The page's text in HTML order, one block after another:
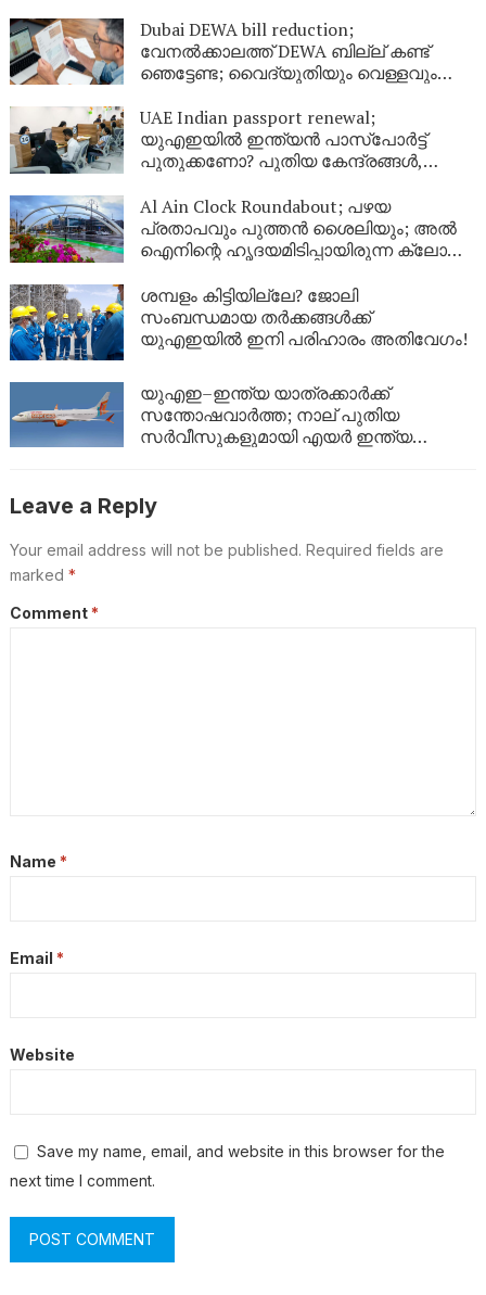
Dubai DEWA bill reduction;
വേനൽക്കാലത്ത് DEWA ബില്ല് കണ്ട്
ഞെട്ടേണ്ട; വൈദ്യുതിയും വെള്ളവും
UAE Indian passport renewal;
യുഎഇയിൽ ഇന്ത്യൻ പാസ്‌പോർട്ട്
പുതുക്കണോ? പുതിയ കേന്ദ്രങ്ങൾ,
അറിയേണ്ടതെല്ലാം
Al Ain Clock Roundabout; പഴയ
പ്രതാപവും പുത്തൻ ശൈലിയും; അൽ
ഐനിന്റെ ഹൃദയമിടിപ്പായിരുന്ന ക്ലോക്ക്
ശമ്പളം കിട്ടിയില്ലേ? ജോലി
സംബന്ധമായ തർക്കങ്ങൾക്ക്
യുഎഇയിൽ ഇനി പരിഹാരം അതിവേഗം!
യുഎഇ–ഇന്ത്യ യാത്രക്കാർക്ക്
സന്തോഷവാർത്ത; നാല് പുതിയ
സർവീസുകളുമായി എയർ ഇന്ത്യ
Leave a Reply
Your email address will not be published. Required fields are
marked *
Comment *
Name *
Email *
Website
Save my name, email, and website in this browser for the
next time I comment.